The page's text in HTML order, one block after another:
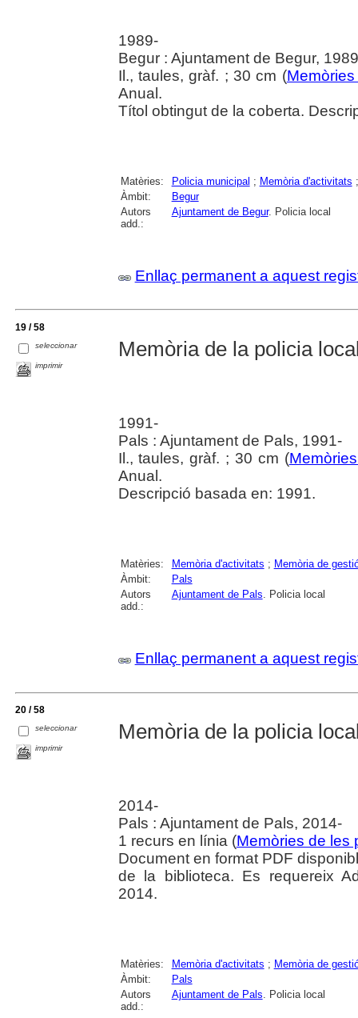
1989-
Begur : Ajuntament de Begur,
Il., taules, gràf. ; 30 cm (
Anual.
Títol obtingut de la coberta.
Matèries: Policia municipal ; Memòria d'activitats
Àmbit:
Begur
Autors
add.:
Ajuntament de Begur. Policia local
Enllaç permanent a aquest
19 / 58
seleccionar
imprimir
Memòria de la policia
1991-
Pals : Ajuntament de Pals, 1991-
Il., taules, gràf. ; 30 cm (
Anual.
Descripció basada en: 1991.
Matèries: Memòria d'activitats ; Memòria de
Àmbit:
Pals
Autors
add.:
Ajuntament de Pals. Policia local
Enllaç permanent a aquest
20 / 58
seleccionar
imprimir
Memòria de la policia
2014-
Pals : Ajuntament de Pals, 2014-
1 recurs en línia (Memòries de les
Document en format PDF
de la biblioteca. Es requereix
2014.
Matèries: Memòria d'activitats ; Memòria de
Àmbit:
Pals
Autors
add.:
Ajuntament de Pals. Policia local